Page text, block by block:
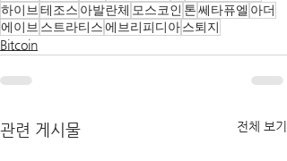
하이브테조스 아발란체 모스코인 톤쎄타퓨엘 아더
에이브 스트라티스에브리피디아스퇴지
Bitcoin
관련 게시물 전체 보기